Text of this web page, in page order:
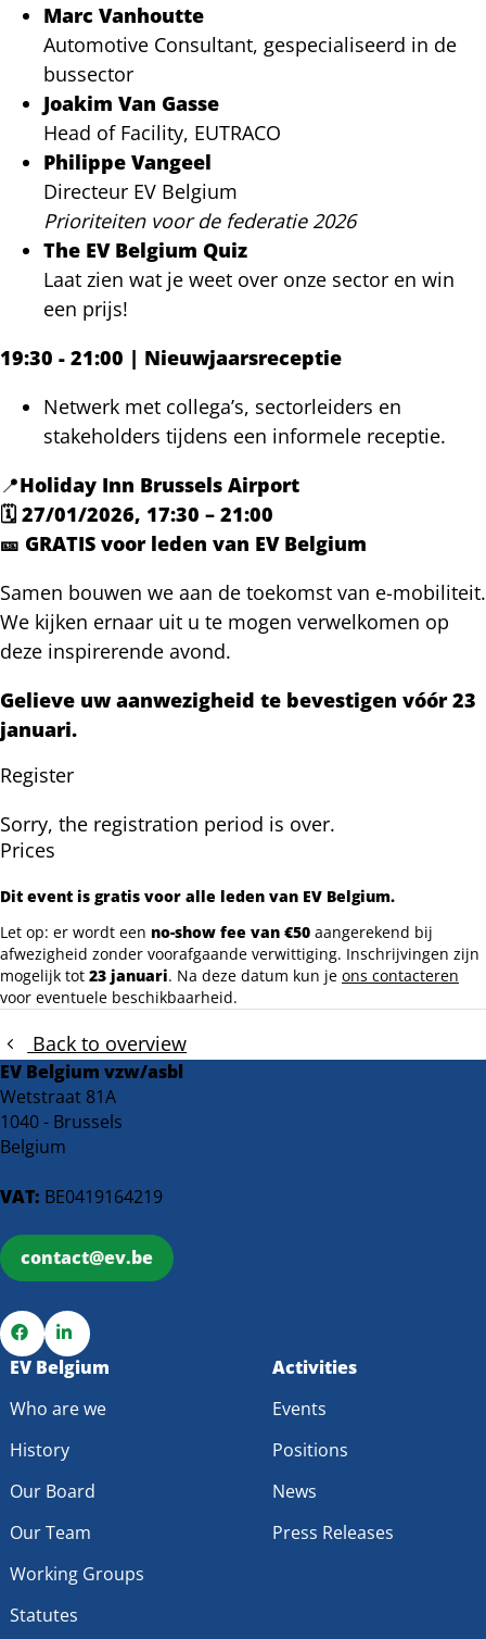
Marc Vanhoutte
Automotive Consultant, gespecialiseerd in de
bussector
Joakim Van Gasse
Head of Facility, EUTRACO
Philippe Vangeel
Directeur EV Belgium
Prioriteiten voor de federatie 2026
The EV Belgium Quiz
Laat zien wat je weet over onze sector en win
een prijs!
19:30 - 21:00 | Nieuwjaarsreceptie
Netwerk met collega’s, sectorleiders en
stakeholders tijdens een informele receptie.
📍Holiday Inn Brussels Airport
🗓️ 27/01/2026, 17:30 – 21:00
🎫 GRATIS voor leden van EV Belgium
Samen bouwen we aan de toekomst van e-mobiliteit.
We kijken ernaar uit u te mogen verwelkomen op
deze inspirerende avond.
Gelieve uw aanwezigheid te bevestigen vóór 23
januari.
Register
Sorry, the registration period is over.
Prices
Dit event is gratis voor alle leden van EV Belgium.
Let op: er wordt een no-show fee van €50 aangerekend bij
afwezigheid zonder voorafgaande verwittiging. Inschrijvingen zijn
mogelijk tot 23 januari. Na deze datum kun je ons contacteren
voor eventuele beschikbaarheid.
Back to overview
EV Belgium vzw/asbl
Wetstraat 81A
1040 - Brussels
Belgium
VAT: BE0419164219
contact@ev.be
Go
Facebook
Go
LinkedIn
EV Belgium
Who are we
History
Our Board
Our Team
Working Groups
Statutes
Activities
Events
Positions
News
Press Releases